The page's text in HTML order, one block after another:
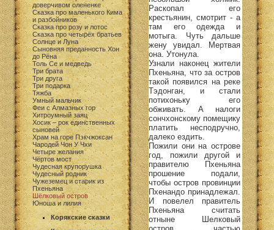
доверчивом олененке
Сказка про маленького Кима
и разбойников
Сказка про розу и лотос
Сказка про четырёх братьев
Солнце и Луна
Сыновняя преданность Хон
до Рёна
Толь Се и медведь
Три брата
Три друга
Три подарка
Тяжба
Умный мальчик
Феи с Алмазных гор
Хитроумный заяц
Хосик – рок единственных
сыновей
Храм на горе Пэкчжоксан
Чародей Чон У Чхи
Четыре желания
Чёртов мост
Чудесная крупорушка
Чудесный родник
Чужеземец и старик из
Пхеньяна
Шёлковый остров
Юноша и лилия
Корякские сказки
Раскопал его
крестьянин, смотрит - а
там его одежда и
мотыга. Чуть дальше
жену увидал. Мертвая
она. Утонула.
Узнали наконец жители
Пхеньяна, что за остров
такой появился на реке
Тэдонган, и стали
потихоньку его
обживать. А налоги
сончхонскому помещику
платить несподручно,
далеко ездить.
Пожили они на острове
год, пожили другой и
правителю Пхеньяна
прошение подали,
чтобы остров провинции
Пхенандо принадлежал.
И повелел правитель
Пхеньяна считать
отныне Шелковый